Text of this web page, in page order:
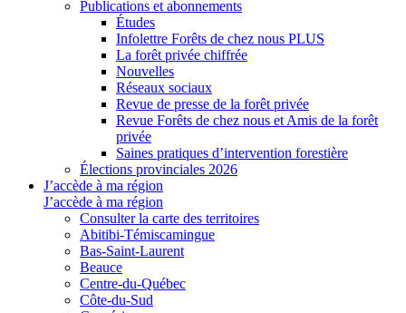
Publications et abonnements
Études
Infolettre Forêts de chez nous PLUS
La forêt privée chiffrée
Nouvelles
Réseaux sociaux
Revue de presse de la forêt privée
Revue Forêts de chez nous et Amis de la forêt
privée
Saines pratiques d’intervention forestière
Élections provinciales 2026
J’accède à ma région
J’accède à ma région
Consulter la carte des territoires
Abitibi-Témiscamingue
Bas-Saint-Laurent
Beauce
Centre-du-Québec
Côte-du-Sud